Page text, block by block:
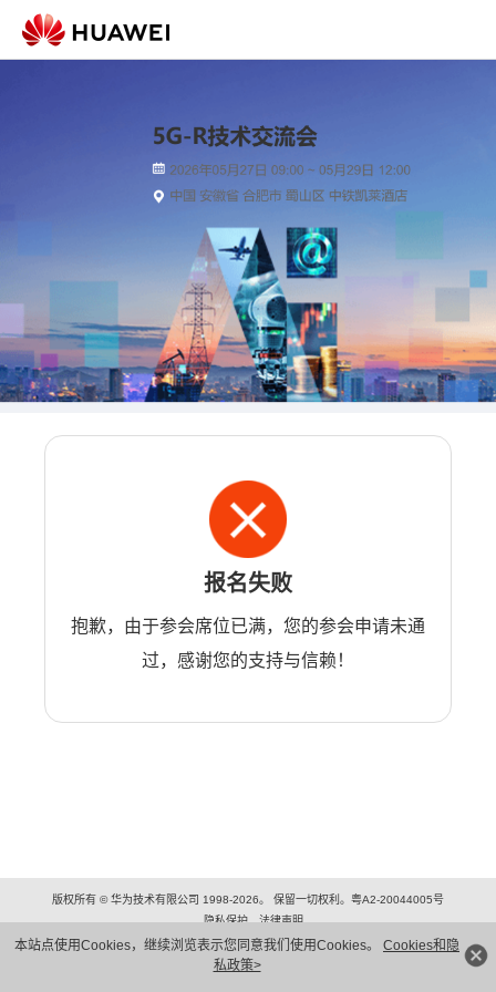
本站点使用Cookies，继续浏览表示您同意我们使用Cookies。 Cookies和隐
私政策>
报名失败
抱歉，由于参会席位已满，您的参会申请未通
过，感谢您的支持与信赖！
版权所有 © 华为技术有限公司 1998-2026。 保留一切权利。粤A2-20044005号
隐私保护
法律声明